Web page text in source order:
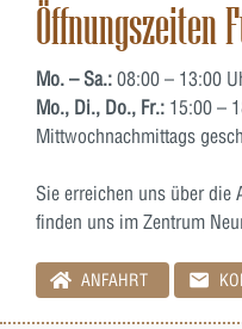
Öffnungszeiten
Mo. – Sa.: 08:00 – 13:00
Mo., Di., Do., Fr.: 15:00 –
Mittwochnachmittags
Sie erreichen uns über die
finden uns im Zentrum
ANFAHRT